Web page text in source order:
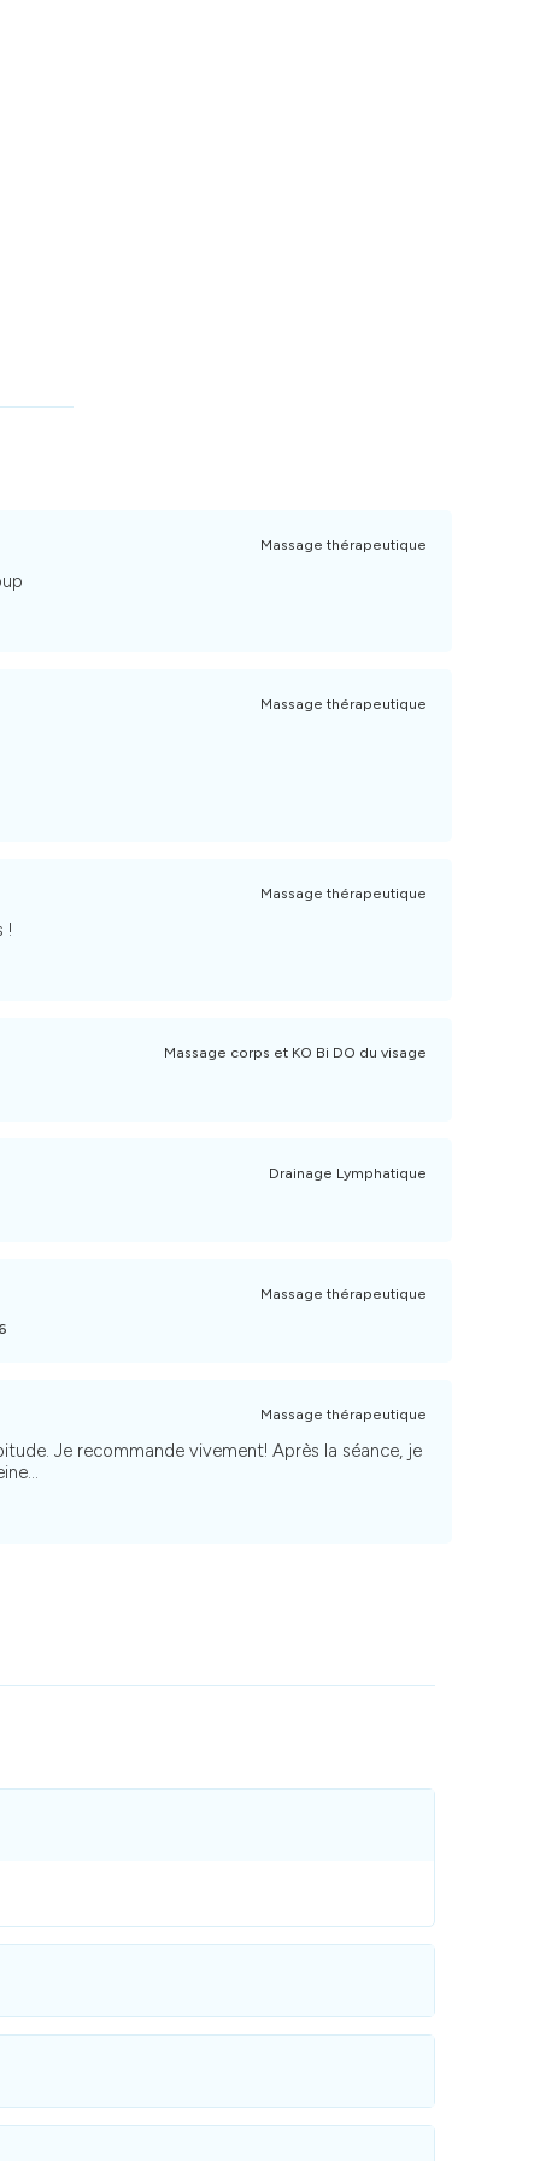
Massage thérapeutique
Massage thérapeutique
Massage thérapeutique
!
Massage corps et KO Bi DO du visage
Drainage Lymphatique
Massage thérapeutique
Massage thérapeutique
Je recommande vivement! Après la séance, je